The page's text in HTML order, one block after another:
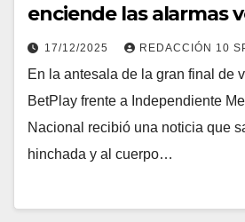
enciende las alarmas
17/12/2025 REDACCIÓN 10
En la antesala de la gran final de
BetPlay frente a Independiente
Nacional recibió una noticia que
hinchada y al cuerpo…